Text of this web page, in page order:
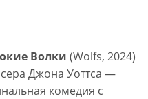
Волки (Wolfs, 2024)
Джона Уоттса —
комедия с